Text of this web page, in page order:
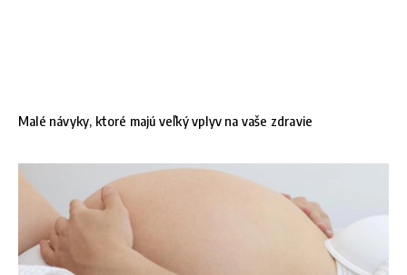
Malé návyky, ktoré majú veľký vplyv na vaše zdravie